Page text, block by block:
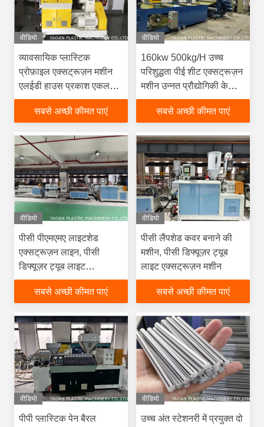
वीडियो
व्यावसायिक प्लास्टिक
प्रोफ़ाइल एक्सट्रूज़न मशीन
एलईडी हाउस प्रकाश एकल
स्क्रू के लिए
सबसे अच्छी कीमत पाएं
वीडियो
160kw 500kg/H उच्च
परिशुद्धता पीई शीट एक्सट्रूज़न
मशीन उन्नत प्रौद्योगिकी के
साथ
सबसे अच्छी कीमत पाएं
वीडियो
पीसी पीएमएमए लाइटशेड
एक्सट्रूज़न लाइन, पीसी
डिफ्यूज़र ट्यूब लाइट
एक्सट्रूज़न मशीन
सबसे अच्छी कीमत पाएं
वीडियो
पीसी लैंपशेड कवर बनाने की
मशीन, पीसी डिफ्यूज़र ट्यूब
लाइट एक्सट्रूज़न मशीन
सबसे अच्छी कीमत पाएं
वीडियो
पीपी प्लास्टिक पेन बैरल
वीडियो
उच्च अंत स्टेशनरी में प्रयुक्त दो